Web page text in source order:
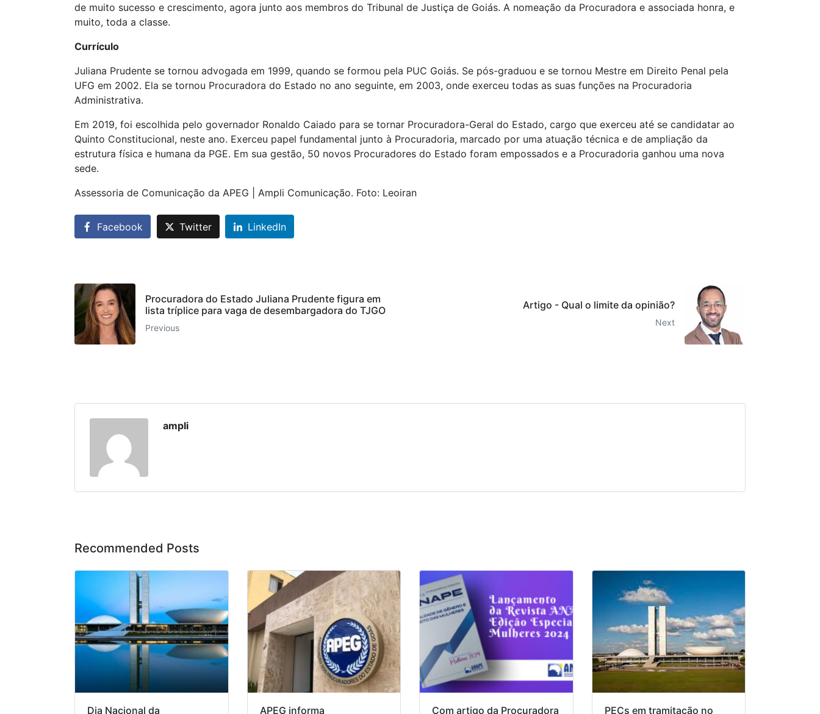
de muito sucesso e crescimento, agora junto aos membros do Tribunal de Justiça de Goiás. A nomeação da Procuradora e associada honra, e
muito, toda a classe.
Currículo
Juliana Prudente se tornou advogada em 1999, quando se formou pela PUC Goiás. Se pós-graduou e se tornou Mestre em Direito Penal pela
UFG em 2002. Ela se tornou Procuradora do Estado no ano seguinte, em 2003, onde exerceu todas as suas funções na Procuradoria
Administrativa.
Em 2019, foi escolhida pelo governador Ronaldo Caiado para se tornar Procuradora-Geral do Estado, cargo que exerceu até se candidatar ao
Quinto Constitucional, neste ano. Exerceu papel fundamental junto à Procuradoria, marcado por uma atuação técnica e de ampliação da
estrutura física e humana da PGE. Em sua gestão, 50 novos Procuradores do Estado foram empossados e a Procuradoria ganhou uma nova
sede.
Assessoria de Comunicação da APEG | Ampli Comunicação. Foto: Leoiran
Facebook Twitter LinkedIn
Procuradora do Estado Juliana Prudente figura em
lista tríplice para vaga de desembargadora do TJGO
Previous
Artigo - Qual o limite da opinião?
Next
ampli
Recommended Posts
Dia Nacional da APEG informa Com artigo da Procuradora PECs em tramitação no